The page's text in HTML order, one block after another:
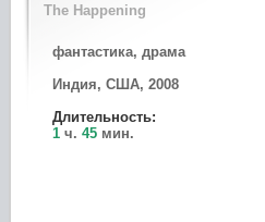
The Happening
фантастика, драма
Индия, США, 2008
Длительность:
1 ч. 45 мин.